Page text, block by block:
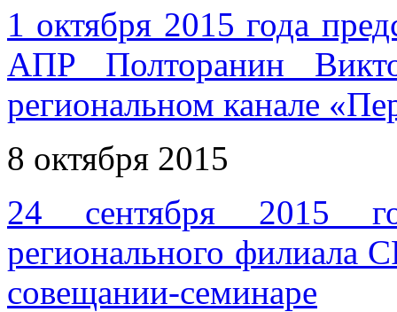
1 октября 2015 года
АПР Полторанин
региональном канале
8 октября 2015
24 сентября 2015
регионального
совещании-семинаре